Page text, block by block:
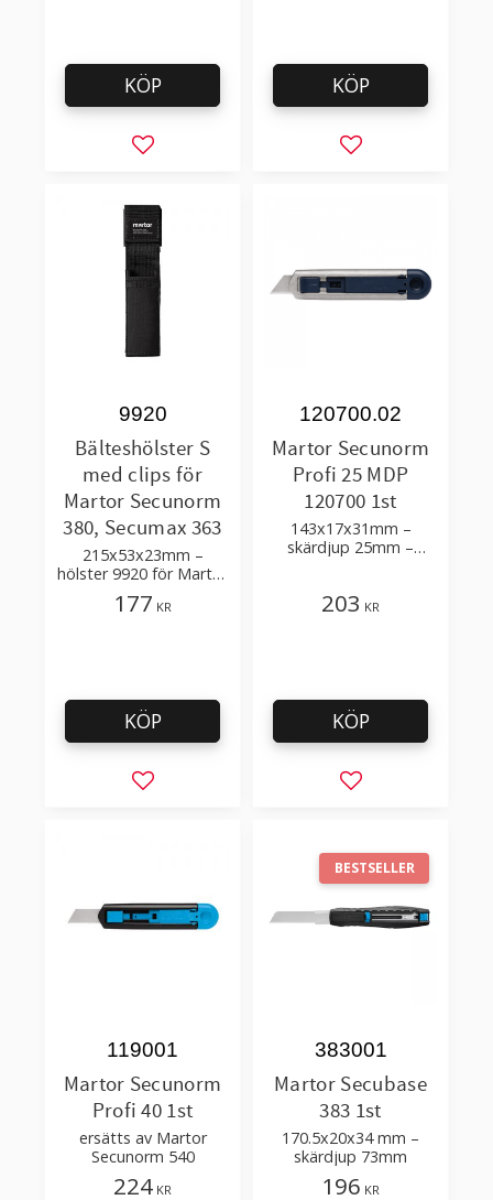
Lägg till i favoriter
KÖP
Lägg till i
KÖP
Bälteshölster S
med clips för
Martor Secunorm
380, Secumax 363
215x53x23mm –
hölster 9920 för Martor
säkerhetsknivar
9920
177 KR
Lägg till i favoriter
KÖP
Martor Secunorm
Profi 25 MDP
120700 1st
143x17x31mm –
skärdjup 25mm –
120700.02
203 KR
Lägg till i
KÖP
Martor Secunorm
Profi 40 1st
ersätts av Martor
Secunorm 540
119001
224 KR
Martor Secubase
383 1st
170.5x20x34 mm –
skärdjup 73mm
383001
196 KR
BESTSELLER